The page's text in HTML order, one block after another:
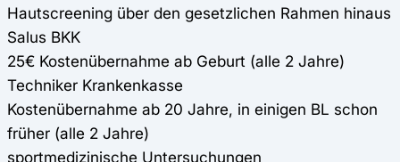
Hautscreening über den gesetzlichen Rahmen hinaus
Salus BKK
25€ Kostenübernahme ab Geburt (alle 2 Jahre)
Techniker Krankenkasse
Kostenübernahme ab 20 Jahre, in einigen BL schon
früher (alle 2 Jahre)
sportmedizinische Untersuchungen